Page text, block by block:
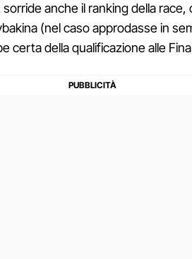
anche il ranking della
(nel caso approdasse in
certa della qualificazione alle